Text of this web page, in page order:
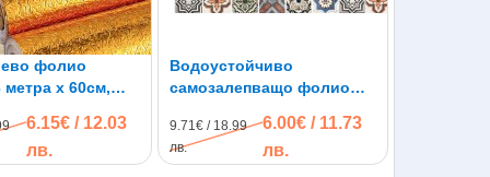
фолио
метра x 60см,
6.15€ / 12.03
лв.
Водоустойчиво
самозалепващо фолио
9.71€ / 18.99
лв.
6.00€ / 11.73
лв.